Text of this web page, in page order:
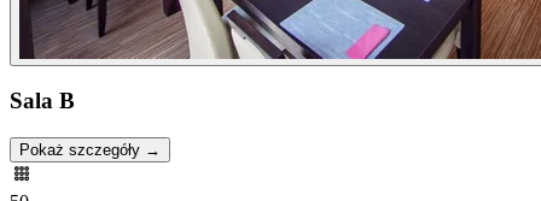
Sala B
Pokaż szczegóły →